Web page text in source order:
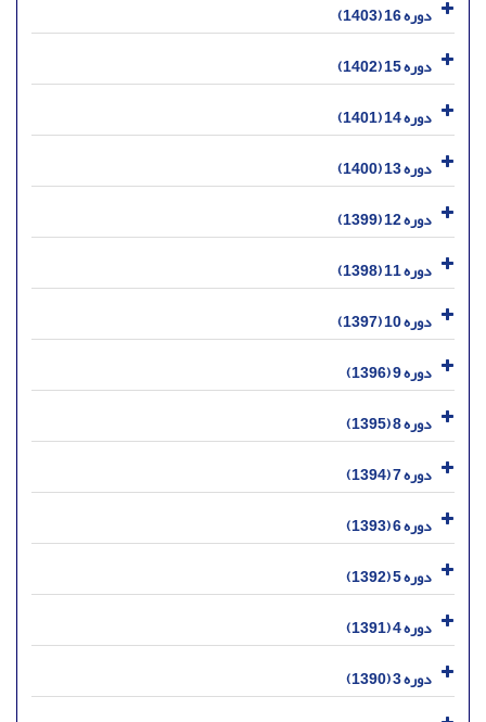
دوره 16 (1403)
دوره 15 (1402)
دوره 14 (1401)
دوره 13 (1400)
دوره 12 (1399)
دوره 11 (1398)
دوره 10 (1397)
دوره 9 (1396)
دوره 8 (1395)
دوره 7 (1394)
دوره 6 (1393)
دوره 5 (1392)
دوره 4 (1391)
دوره 3 (1390)